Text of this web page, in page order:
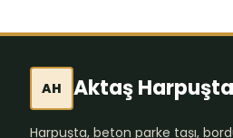
AH Aktaş Harpuşta
Harpuşta, beton parke taşı,